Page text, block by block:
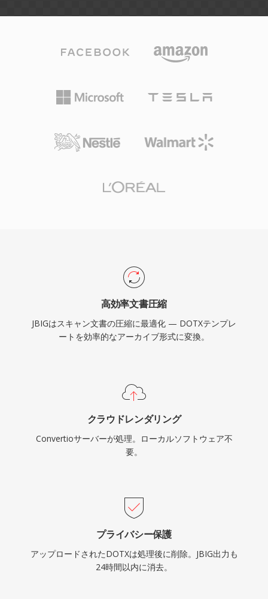
高効率文書圧縮
JBIGはスキャン文書の圧縮に最適化 — DOTXテンプレ
ートを効率的なアーカイブ形式に変換。
クラウドレンダリング
Convertioサーバーが処理。ローカルソフトウェア不
要。
プライバシー保護
アップロードされたDOTXは処理後に削除。JBIG出力も
24時間以内に消去。